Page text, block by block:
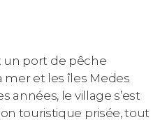
un port de pêche
mer et les îles Medes
années, le village s’est
touristique prisée, tout